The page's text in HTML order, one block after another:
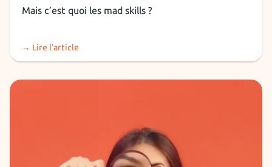
Soft Skills
Mais c’est quoi les mad skills ?
→ Lire l’article